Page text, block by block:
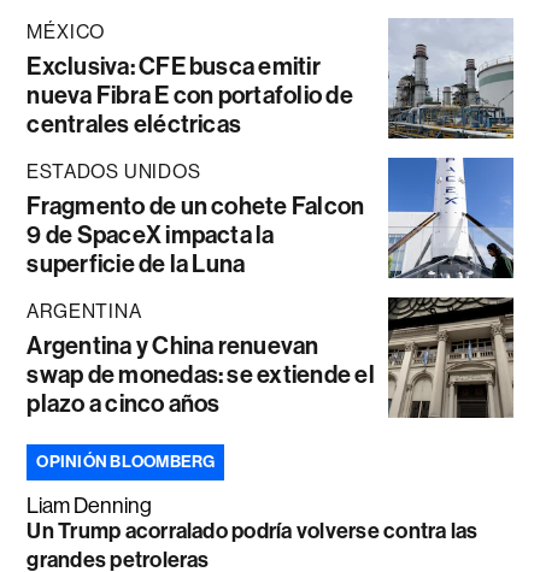
MÉXICO
Exclusiva: CFE busca emitir
nueva Fibra E con portafolio de
centrales eléctricas
ESTADOS UNIDOS
Fragmento de un cohete Falcon
9 de SpaceX impacta la
superficie de la Luna
ARGENTINA
Argentina y China renuevan
swap de monedas: se extiende el
plazo a cinco años
OPINIÓN BLOOMBERG
Liam Denning
Un Trump acorralado podría volverse contra las
grandes petroleras